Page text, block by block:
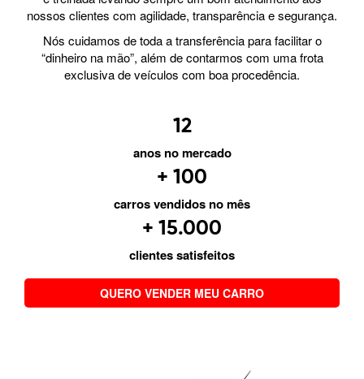
nossos clientes com agilidade, transparência e segurança.
Nós cuidamos de toda a transferência para facilitar o
“dinheiro na mão”, além de contarmos com uma frota
exclusiva de veículos com boa procedência.
12
anos no mercado
+ 100
carros vendidos no mês
+ 15.000
clientes satisfeitos
QUERO VENDER MEU CARRO